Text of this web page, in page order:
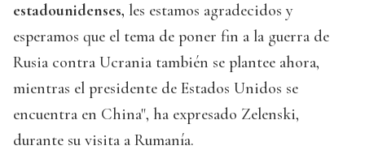
estadounidenses, les estamos agradecidos y
esperamos que el tema de poner fin a la guerra de
Rusia contra Ucrania también se plantee ahora,
mientras el presidente de Estados Unidos se
encuentra en China", ha expresado Zelenski,
durante su visita a Rumanía.